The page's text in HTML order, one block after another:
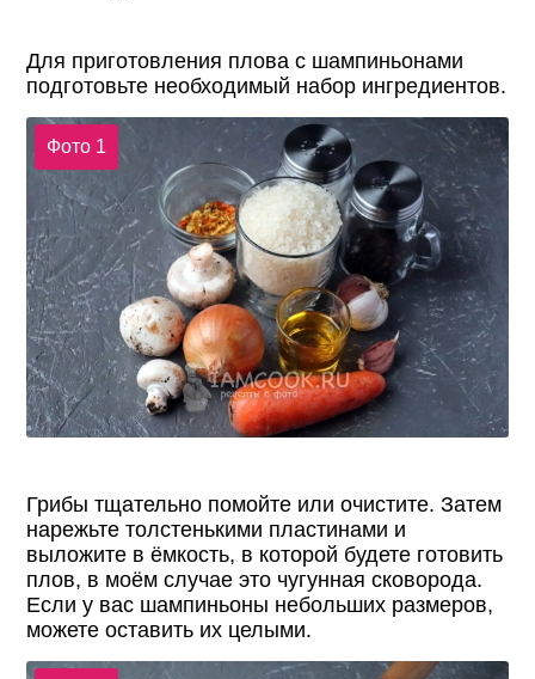
Для приготовления плова с шампиньонами
подготовьте необходимый набор ингредиентов.
Фото 1
Грибы тщательно помойте или очистите. Затем
нарежьте толстенькими пластинами и
выложите в ёмкость, в которой будете готовить
плов, в моём случае это чугунная сковорода.
Если у вас шампиньоны небольших размеров,
можете оставить их целыми.